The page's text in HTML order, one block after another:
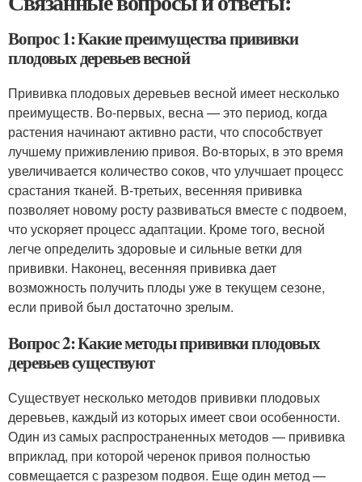
Вопрос 1: Какие преимущества прививки
плодовых деревьев весной
Прививка плодовых деревьев весной имеет несколько
преимуществ. Во-первых, весна — это период, когда
растения начинают активно расти, что способствует
лучшему приживлению привоя. Во-вторых, в это время
увеличивается количество соков, что улучшает процесс
срастания тканей. В-третьих, весенняя прививка
позволяет новому росту развиваться вместе с подвоем,
что ускоряет процесс адаптации. Кроме того, весной
легче определить здоровые и сильные ветки для
прививки. Наконец, весенняя прививка дает
возможность получить плоды уже в текущем сезоне,
если привой был достаточно зрелым.
Вопрос 2: Какие методы прививки плодовых
деревьев существуют
Существует несколько методов прививки плодовых
деревьев, каждый из которых имеет свои особенности.
Один из самых распространенных методов — прививка
вприклад, при которой черенок привоя полностью
совмещается с разрезом подвоя. Еще один метод —